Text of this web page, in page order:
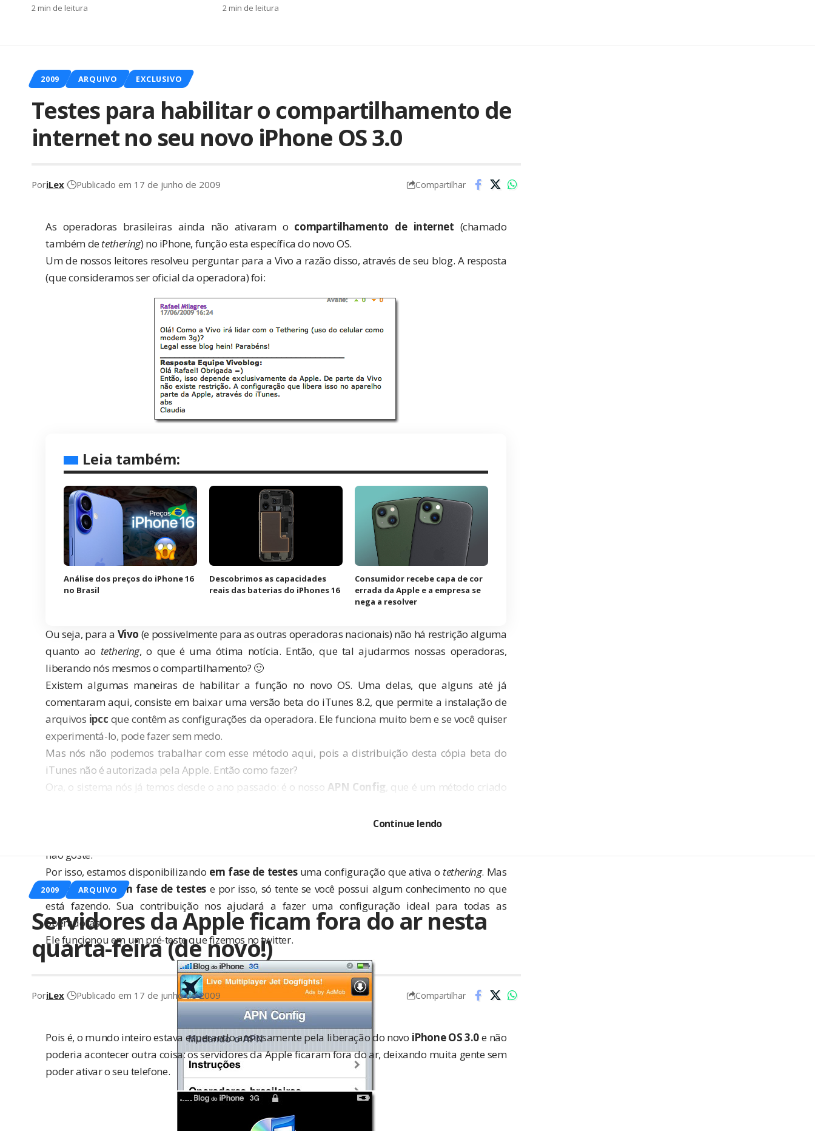
2 min de leitura 2 min de leitura
2009 ARQUIVO EXCLUSIVO
Testes para habilitar o compartilhamento de
internet no seu novo iPhone OS 3.0
PoriLex Publicado em 17 de junho de 2009 Compartilhar
As operadoras brasileiras ainda não ativaram o compartilhamento de internet (chamado
também de tethering) no iPhone, função esta específica do novo OS.
Um de nossos leitores resolveu perguntar para a Vivo a razão disso, através de seu blog. A resposta
(que consideramos ser oficial da operadora) foi:
Leia também:
Análise dos preços do iPhone 16
no Brasil
Descobrimos as capacidades
reais das baterias do iPhones 16
Consumidor recebe capa de cor
errada da Apple e a empresa se
nega a resolver
Ou seja, para a Vivo (e possivelmente para as outras operadoras nacionais) não há restrição alguma
quanto ao tethering, o que é uma ótima notícia. Então, que tal ajudarmos nossas operadoras,
liberando nós mesmos o compartilhamento? 🙂
Existem algumas maneiras de habilitar a função no novo OS. Uma delas, que alguns até já
comentaram aqui, consiste em baixar uma versão beta do iTunes 8.2, que permite a instalação de
arquivos ipcc que contêm as configurações da operadora. Ele funciona muito bem e se você quiser
experimentá-lo, pode fazer sem medo.
Mas nós não podemos trabalhar com esse método aqui, pois a distribuição desta cópia beta do
iTunes não é autorizada pela Apple. Então como fazer?
Ora, o sistema nós já temos desde o ano passado: é o nosso APN Config , que é um método criado
experiências e queremos a sua ajuda, caro leitor, para descobrir uma maneira de habilitar o
não goste.
Por isso, estamos disponibilizando em fase de testesuma configuração que ativa o tethering. Mas
veja bem: está em fase de testes e por isso, só tente se você possui algum conhecimento no que
está fazendo. Sua contribuição nos ajudará a fazer uma configuração ideal para todas as
operadoras.
Ele funcionou em um pré-teste que fizemos notwitter.
Continue lendo
2009 ARQUIVO
Servidores da Apple ficam fora do ar nesta
quarta-feira (de novo!)
PoriLex Publicado em 17 de junho de 2009 Compartilhar
Pois é, o mundo inteiro estava esperando ansiosamente pela liberação do novo iPhone OS 3.0e não
poderia acontecer outra coisa: os servidores da Apple ficaram fora do ar, deixando muita gente sem
poder ativar o seu telefone.